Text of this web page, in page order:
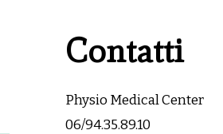
Contatti
Physio Medical Center
06/94.35.89.10